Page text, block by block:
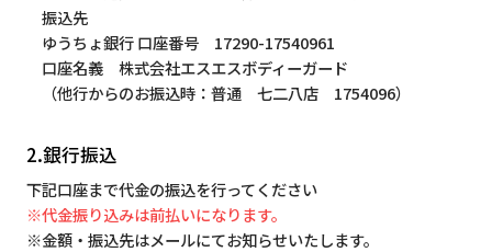
振込先
ゆうちょ銀行 口座番号 17290-17540961
口座名義 株式会社エスエスボディーガード
（他行からのお振込時：普通 七二八店 1754096）
2.銀行振込
下記口座まで代金の振込を行ってください
※代金振り込みは前払いになります。
※金額・振込先はメールにてお知らせいたします。